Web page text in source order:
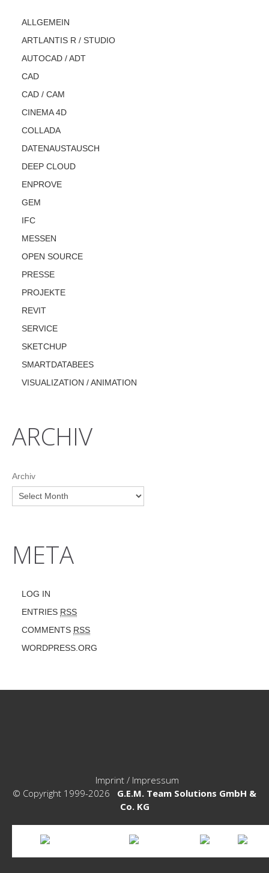
ALLGEMEIN
ARTLANTIS R / STUDIO
AUTOCAD / ADT
CAD
CAD / CAM
CINEMA 4D
COLLADA
DATENAUSTAUSCH
DEEP CLOUD
ENPROVE
GEM
IFC
MESSEN
OPEN SOURCE
PRESSE
PROJEKTE
REVIT
SERVICE
SKETCHUP
SMARTDATABEES
VISUALIZATION / ANIMATION
ARCHIV
Archiv
META
LOG IN
ENTRIES RSS
COMMENTS RSS
WORDPRESS.ORG
Imprint / Impressum
© Copyright 1999-2026 G.E.M. Team Solutions GmbH &
Co. KG